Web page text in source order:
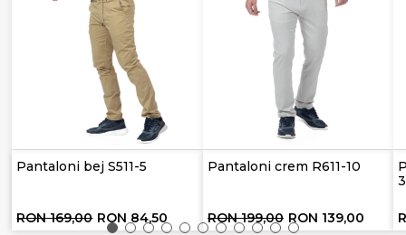
Pantaloni bej S511-5
RON 169,00 RON 84,50
Pantaloni crem R611-10
RON 199,00 RON 139,00
3